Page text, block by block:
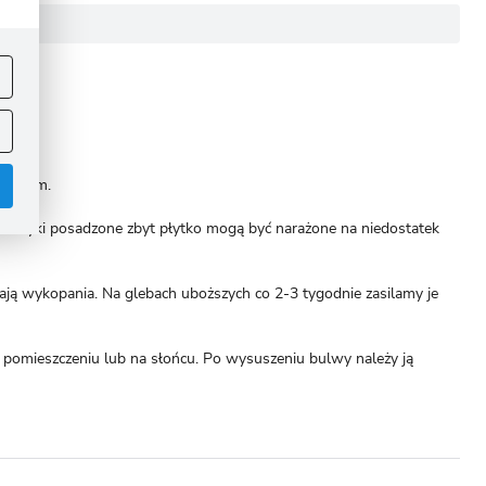
posadzone zbyt płytko mogą być narażone na niedostatek
wykopania. Na glebach uboższych co 2-3 tygodnie zasilamy je
lub na słońcu. Po wysuszeniu bulwy należy ją